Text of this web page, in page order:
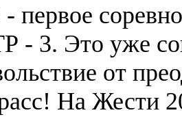
первое
- 3. Это уже
от
На Жести